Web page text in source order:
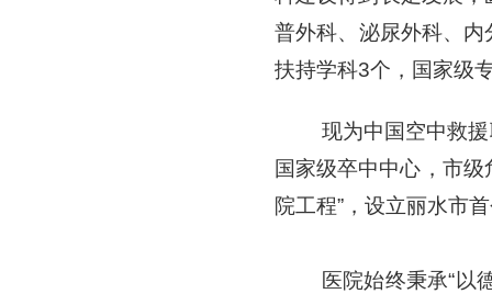
普外科、泌尿外科、
扶持学科3个，国家级
现为中国空中救
国家级卒中中心，市
院工程”，设立丽水市
医院始终秉承“以